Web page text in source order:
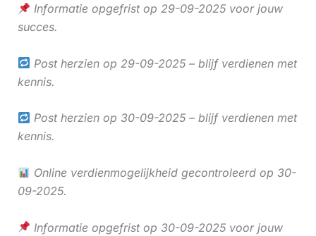
Informatie opgefrist op 29-09-2025 voor jouw
succes.
Post herzien op 29-09-2025 – blijf verdienen met
kennis.
Post herzien op 30-09-2025 – blijf verdienen met
kennis.
Online verdienmogelijkheid gecontroleerd op 30-
09-2025.
Informatie opgefrist op 30-09-2025 voor jouw